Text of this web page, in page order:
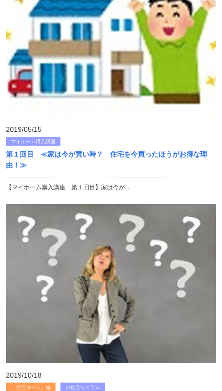
2019/05/15
マイホーム購入講座
第１回目 ≪家は今が買い時？ 住宅を今買ったほうがお得な理
由！≫
【マイホーム購入講座 第１回目】家は今が...
2019/10/18
「住宅ローン」編 お役立ちコラム